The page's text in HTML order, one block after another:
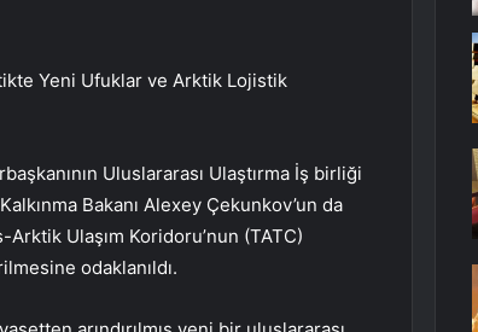
Yeni Ufuklar ve Arktik Lojistik
Uluslararası Ulaştırma İş birliği
Bakanı Alexey Çekunkov’un da
Ulaşım Koridoru’nun (TATC)
odaklanıldı.